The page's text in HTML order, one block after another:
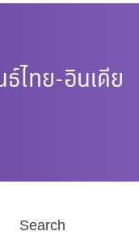
ไทย-อินเดีย
Search